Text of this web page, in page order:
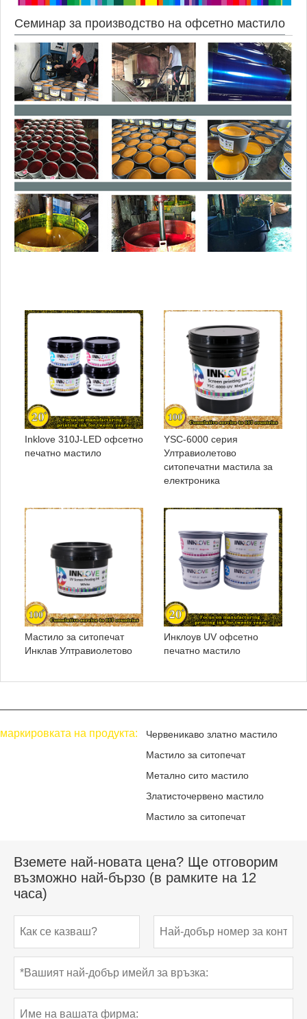
Семинар за производство на офсетно мастило
Inklove 310J-LED офсетно
печатно мастило
YSC-6000 серия
Ултравиолетово
ситопечатни мастила за
електроника
Мастило за ситопечат
Инклав Ултравиолетово
Инклоув UV офсетно
печатно мастило
маркировката на продукта:
Червеникаво златно мастило
Мастило за ситопечат
Метално сито мастило
Златисточервено мастило
Мастило за ситопечат
Вземете най-новата цена? Ще отговорим
възможно най-бързо (в рамките на 12
часа)